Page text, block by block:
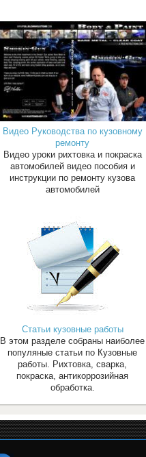
Видео Руководства по кузовному
ремонту
Видео уроки рихтовка и покраска
автомобилей видео пособия и
инструкции по ремонту кузова
автомобилей
Статьи кузовные работы
В этом разделе собраны наиболее
популяные статьи по Кузовные
работы. Рихтовка, сварка,
покраска, антикоррозийная
обработка.